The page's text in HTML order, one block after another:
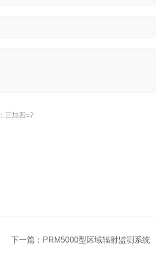
三加四=7
下一篇： PRM5000型区域辐射监测系统